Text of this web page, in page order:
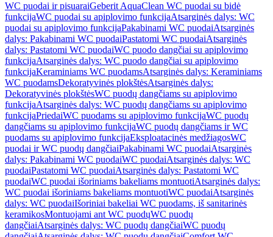
WC puodai ir pisuaraiGeberit AquaClean WC puodai su bidė
funkcijaWC puodai su apiplovimo funkcijaAtsarginės dalys: WC
puodai su apiplovimo funkcijaPakabinami WC puodaiAtsarginės
dalys: Pakabinami WC puodaiPastatomi WC puodaiAtsarginės
dalys: Pastatomi WC puodaiWC puodo dangčiai su apiplovimo
funkcijaAtsarginės dalys: WC puodo dangčiai su apiplovimo
funkcijaKeraminiams WC puodamsAtsarginės dalys: Keraminiams
WC puodamsDekoratyvinės plokštėsAtsarginės dalys:
Dekoratyvinės plokštėsWC puodų dangčiams su apiplovimo
funkcijaAtsarginės dalys: WC puodų dangčiams su apiplovimo
funkcijaPriedaiWC puodams su apiplovimo funkcijaWC puodų
dangčiams su apiplovimo funkcijaWC puodų dangčiams ir WC
puodams su apiplovimo funkcijaEksploatacinės medžiagosWC
puodai ir WC puodų dangčiaiPakabinami WC puodaiAtsarginės
dalys: Pakabinami WC puodaiWC puodaiAtsarginės dalys: WC
puodaiPastatomi WC puodaiAtsarginės dalys: Pastatomi WC
puodaiWC puodai išoriniams bakeliams montuotiAtsarginės dalys:
WC puodai išoriniams bakeliams montuotiWC puodaiAtsarginės
dalys: WC puodaiIšoriniai bakeliai WC puodams, iš sanitarinės
keramikosMontuojami ant WC puodųWC puodų
dangčiaiAtsarginės dalys: WC puodų dangčiaiWC puodų